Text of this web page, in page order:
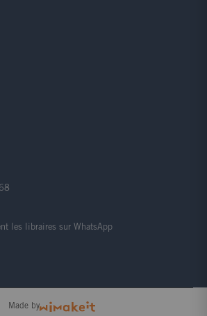
les libraires sur WhatsApp
Made by